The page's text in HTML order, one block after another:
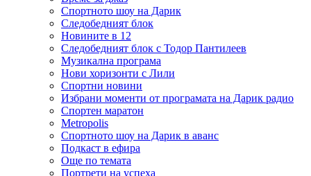
Спортното шоу на Дарик
Следобедният блок
Новините в 12
Следобедният блок с Тодор Пантилеев
Музикална програма
Нови хоризонти с Лили
Спортни новини
Избрани моменти от програмата на Дарик радио
Спортен маратон
Metropolis
Спортното шоу на Дарик в аванс
Подкаст в ефира
Още по темата
Портрети на успеха